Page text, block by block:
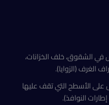
في الشقوق، خلف الخزانات،
الغرف (الزوايا).
على الأسطح التي تقف عليها
النوافذ).